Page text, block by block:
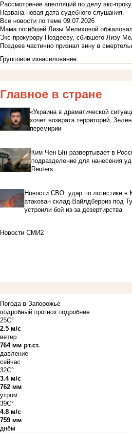
Рассмотрение апелляций по делу экс-
Названа новая дата судебного слушания.
Все новости по теме 09.07.2026
Мама погибшей Лизы Мелиховой
Экс-прокурору Поздееву, сбившего Лизу
Поздеев частично признал вину в
Групповое изнасилование
Главное в стране
«Украина в драматической
хочет возврата территорий,
перемирии
Ким Чен Ын развертывает в
подразделение для нанесения
Reuters
Новости СВО: удар по логистике в
атакован склад Вайлдберриз под
устроили бой из-за дезертирства
Новости СМИ2
Погода в Запорожье
подробный прогноз подробнее
25C°
2.5 м/с
ветер
764 мм рт.ст.
давление
сейчас
32C°
3.4 м/с
762 мм
утром
39C°
4.8 м/с
759 мм
днём